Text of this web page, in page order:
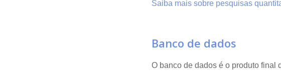
Saiba mais sobre pesquisas
Banco de dados
O banco de dados é o produto final